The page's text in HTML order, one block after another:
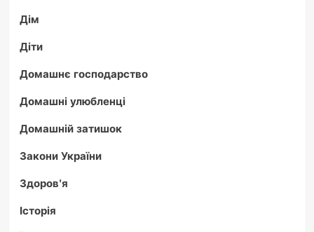
Дім
Діти
Домашнє господарство
Домашні улюбленці
Домашній затишок
Закони України
Здоров'я
Історія